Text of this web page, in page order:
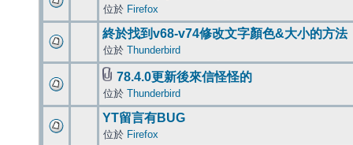
位於 Firefox
終於找到v68-v74修改文字顏色&大小的方法
位於 Thunderbird
78.4.0更新後來信怪怪的
位於 Thunderbird
YT留言有BUG
位於 Firefox